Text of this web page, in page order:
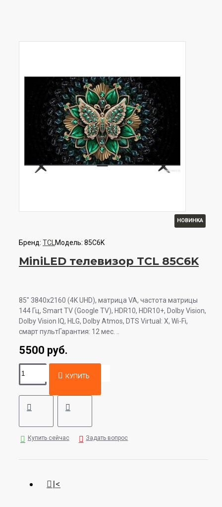
НОВИНКА
Бренд: TCL Модель: 85C6K
MiniLED телевизор TCL 85C6K
85" 3840x2160 (4K UHD), матрица VA, частота матрицы
144 Гц, Smart TV (Google TV), HDR10, HDR10+, Dolby Vision,
Dolby Vision IQ, HLG, Dolby Atmos, DTS Virtual: X, Wi-Fi,
смарт пультГарантия: 12 мес. ..
5500 руб.
КУПИТЬ
Купить сейчас Задать вопрос
|<